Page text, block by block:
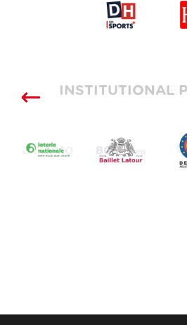
INSTITUTIONAL